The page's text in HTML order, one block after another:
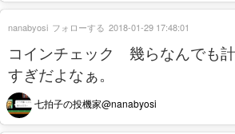
コインチェック 幾らなんでも
すぎだよなぁ。
七拍子の投機家@nanabyosi
nanabyosi フォローする 2018-01-29 17:48:01